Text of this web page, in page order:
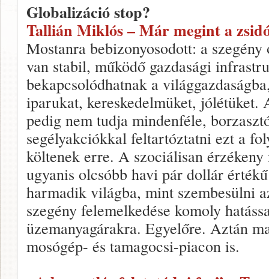
Globalizáció stop?
Tallián Miklós – Már megint a
Mostanra bebizonyosodott: a
van stabil, működő gazdasági
bekapcsolódhatnak a
iparukat, kereskedelmüket,
pedig nem tudja mindenféle,
segélyakciókkal feltartóztatni ezt a
költenek erre. A szociálisan
ugyanis olcsóbb havi pár dollár
harmadik világba, mint szembesülni
szegény felemelkedése komoly
üzemanyagárakra. Egyelőre. Aztán
mosógép- és tamagocsi-piacon is.